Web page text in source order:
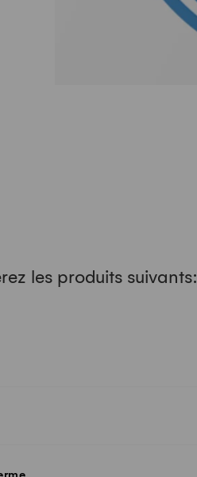
les produits suivants: